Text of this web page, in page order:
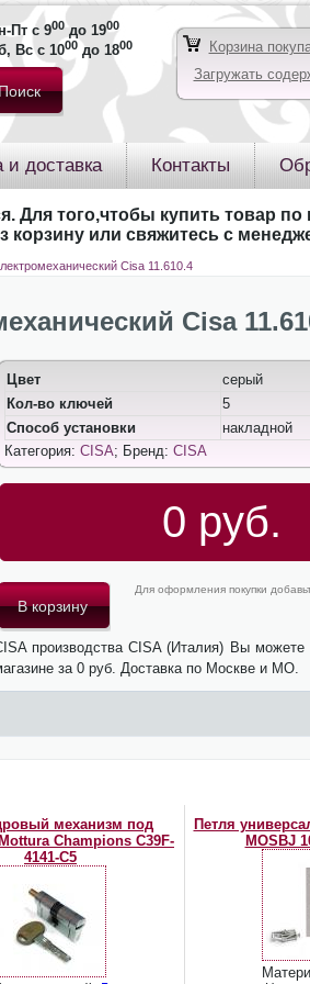
Пт с 900до 1900
Вс с 1000до 1800
Корзина
Загружать
и доставка Контакты
Для того,чтобы купить товар по
корзину или свяжитесь с
Cisa 11.610.4
Cisa
Цвет
серый
Кол-во ключей
5
Способ установки
накладной
Категория: CISA; Бренд: CISA
0 руб.
Для оформления покупки
производства CISA (Италия) Вы
за 0 руб. Доставка по Москве и МО.
механизм под
Champions C39F-
4141-C5
Петля
MOSBJ